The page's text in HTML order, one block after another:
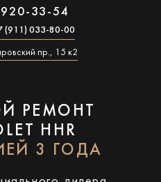
33-54
(911) 033-80-00
пр., 15 к2
РЕМОНТ
HHR
3 ГОДА